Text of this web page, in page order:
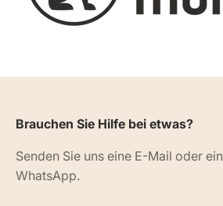
Brauchen Sie Hilfe bei etwas?
Senden Sie uns eine E-Mail oder
WhatsApp.